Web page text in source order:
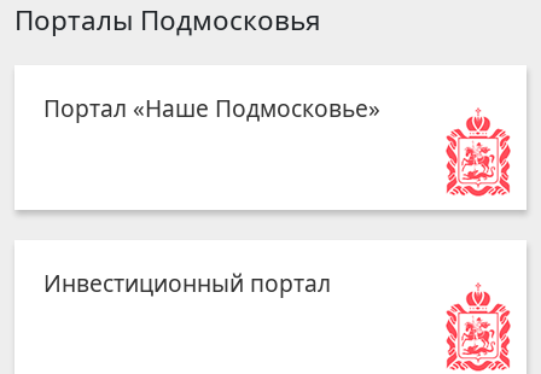
Порталы Подмосковья
Портал «Наше Подмосковье»
Инвестиционный портал